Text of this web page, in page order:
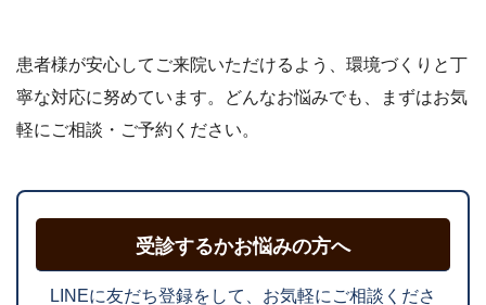
患者様が安心してご来院いただけるよう、環境づくりと丁
寧な対応に努めています。どんなお悩みでも、まずはお気
軽にご相談・ご予約ください。
受診するかお悩みの方へ
LINEに友だち登録をして、お気軽にご相談くださ